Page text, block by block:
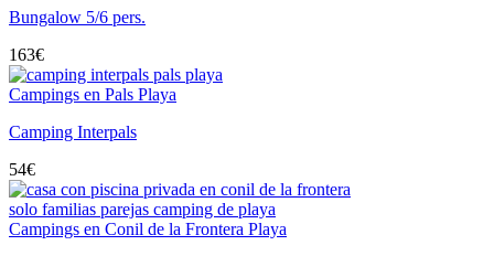
Bungalow 5/6 pers.
163€
Campings en Pals Playa
Camping Interpals
54€
Campings en Conil de la Frontera Playa